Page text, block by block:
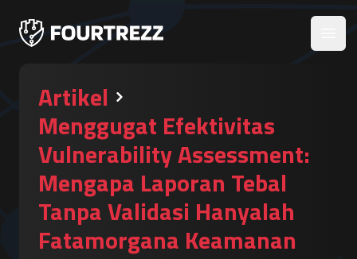
Artikel
Menggugat Efektivitas
Vulnerability Assessment:
Mengapa Laporan Tebal
Tanpa Validasi Hanyalah
Fatamorgana Keamanan